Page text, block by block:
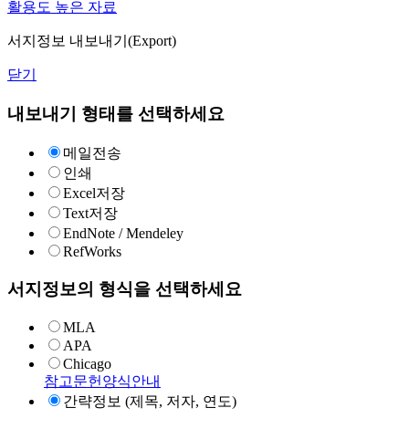
활용도 높은 자료
서지정보 내보내기(Export)
닫기
내보내기 형태를 선택하세요
메일전송
인쇄
Excel저장
Text저장
EndNote / Mendeley
RefWorks
서지정보의 형식을 선택하세요
MLA
APA
Chicago
참고문헌양식안내
간략정보 (제목, 저자, 연도)